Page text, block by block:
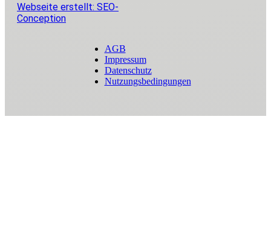
Webseite erstellt: SEO-
Conception
AGB
Impressum
Datenschutz
Nutzungsbedingungen